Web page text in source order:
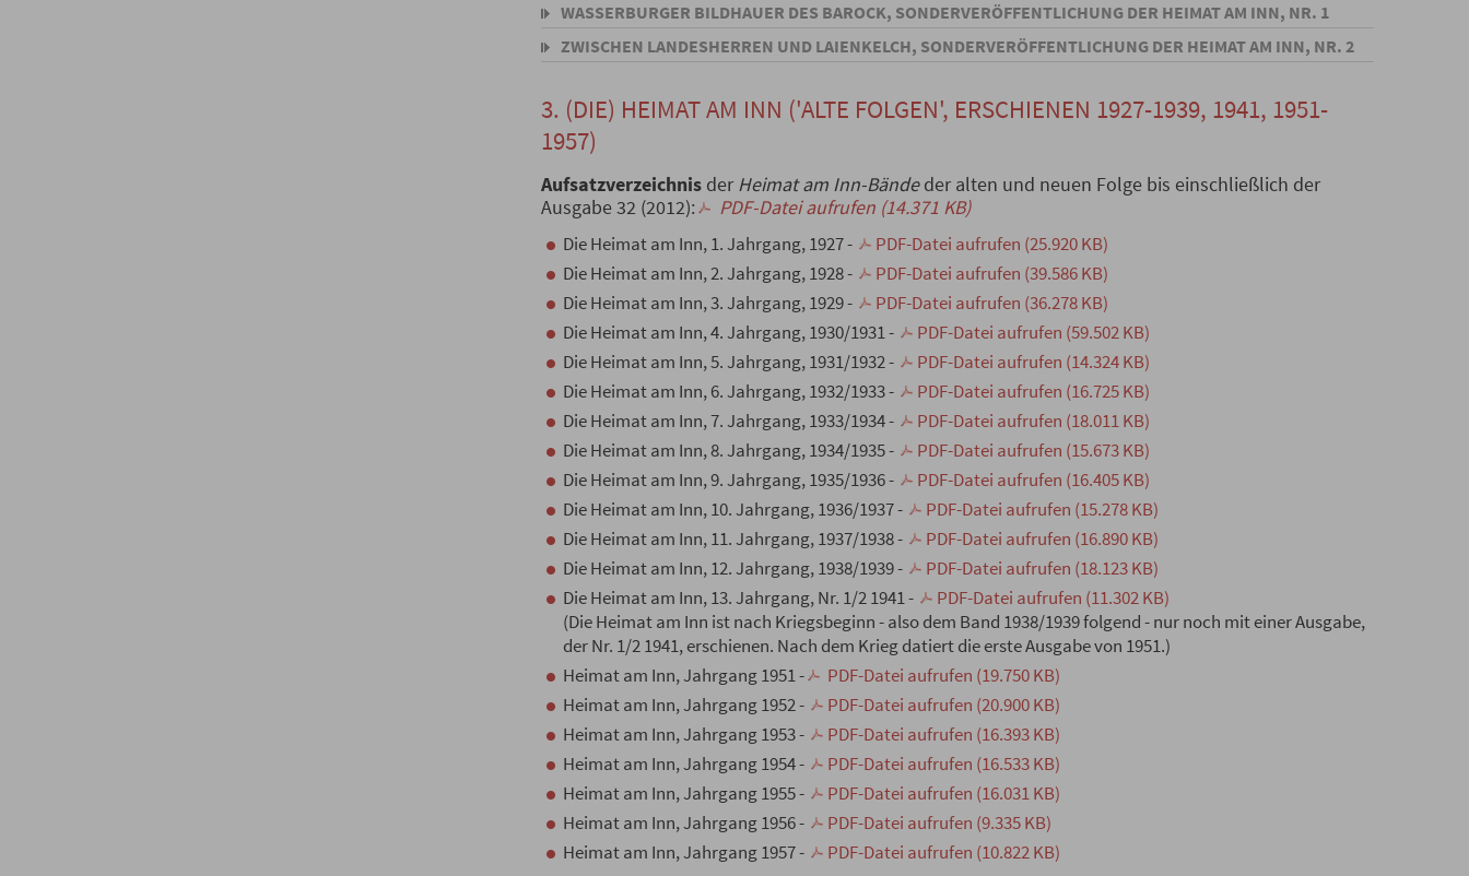
WASSERBURGER BILDHAUER DES BAROCK, SONDERVERÖFFENTLICHUNG DER HEIMAT AM INN, NR. 1
ZWISCHEN LANDESHERREN UND LAIENKELCH, SONDERVERÖFFENTLICHUNG DER HEIMAT AM INN, NR. 2
3. (DIE) HEIMAT AM INN ('ALTE FOLGEN', ERSCHIENEN 1927-1939, 1941, 1951-
1957)
Aufsatzverzeichnis der Heimat am Inn-Bändeder alten und neuen Folge bis einschließlich der
Ausgabe 32 (2012):
PDF-Datei aufrufen (14.371 KB)
Die Heimat am Inn, 1. Jahrgang, 1927 -
PDF-Datei aufrufen (25.920 KB)
Die Heimat am Inn, 2. Jahrgang, 1928 -
PDF-Datei aufrufen (39.586 KB)
Die Heimat am Inn, 3. Jahrgang, 1929 -
PDF-Datei aufrufen (36.278 KB)
Die Heimat am Inn, 4. Jahrgang, 1930/1931 -
PDF-Datei aufrufen (59.502 KB)
Die Heimat am Inn, 5. Jahrgang, 1931/1932 -
PDF-Datei aufrufen (14.324 KB)
Die Heimat am Inn, 6. Jahrgang, 1932/1933 -
PDF-Datei aufrufen (16.725 KB)
Die Heimat am Inn, 7. Jahrgang, 1933/1934 -
PDF-Datei aufrufen (18.011 KB)
Die Heimat am Inn, 8. Jahrgang, 1934/1935 -
PDF-Datei aufrufen (15.673 KB)
Die Heimat am Inn, 9. Jahrgang, 1935/1936 -
PDF-Datei aufrufen (16.405 KB)
Die Heimat am Inn, 10. Jahrgang, 1936/1937 -
PDF-Datei aufrufen (15.278 KB)
Die Heimat am Inn, 11. Jahrgang, 1937/1938 -
PDF-Datei aufrufen (16.890 KB)
Die Heimat am Inn, 12. Jahrgang, 1938/1939 -
PDF-Datei aufrufen (18.123 KB)
Die Heimat am Inn, 13. Jahrgang, Nr. 1/2 1941 -
PDF-Datei aufrufen (11.302 KB)
(Die Heimat am Inn ist nach Kriegsbeginn - also dem Band 1938/1939 folgend - nur noch mit einer Ausgabe,
der Nr. 1/2 1941, erschienen. Nach dem Krieg datiert die erste Ausgabe von 1951.)
Heimat am Inn, Jahrgang 1951 -
PDF-Datei aufrufen (19.750 KB)
Heimat am Inn, Jahrgang 1952 -
PDF-Datei aufrufen (20.900 KB)
Heimat am Inn, Jahrgang 1953 -
PDF-Datei aufrufen (16.393 KB)
Heimat am Inn, Jahrgang 1954 -
PDF-Datei aufrufen (16.533 KB)
Heimat am Inn, Jahrgang 1955 -
PDF-Datei aufrufen (16.031 KB)
Heimat am Inn, Jahrgang 1956 -
PDF-Datei aufrufen (9.335 KB)
Heimat am Inn, Jahrgang 1957 -
PDF-Datei aufrufen (10.822 KB)